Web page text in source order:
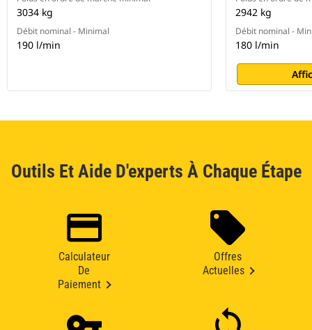
3034 kg
Débit nominal - Minimal
190 l/min
2942 kg
Débit nominal -
180 l/min
Outils Et Aide D'experts À Chaque Étape
Calculateur
De
Paiement
Offres
Actuelles